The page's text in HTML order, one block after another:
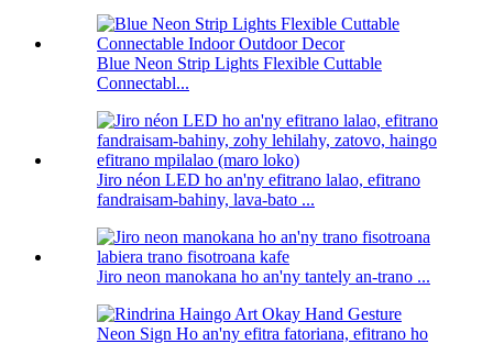
Blue Neon Strip Lights Flexible Cuttable
Connectabl...
Jiro néon LED ho an'ny efitrano lalao, efitrano
fandraisam-bahiny, lava-bato ...
Jiro neon manokana ho an'ny tantely an-trano ...